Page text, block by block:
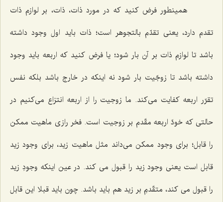
همینطور فرض كنید كه در مورد ذات، ذات، بر لوازم ذات
تقدم دارد، یعنى تقدّم بالتجوهر است؛ ذات باید اول وجود داشته
باشد تا لوازم ذات بر آن بار شود؛ یا فرض كنید كه اربعه باید وجود
داشته باشد تا زوجّیت بار شود نه اینكه در خارج باشد بلكه نفس
تقرّر اربعه كفایت مى‌كند. ما زوجیت را از اربعه انتزاع مى‌كنیم در
حالتى كه خودّ اربعه مقّدم بر زوجیت است. فخر رازى ماهیت ممكن
را قابل؛ براى وجود ممكن مى‌داند مثل ماهیت زید، براى وجود زید
قابل است یعنى وجود زید را قبول مى كند. در عین اینكه وجودِ زید
را قبول مى كند، متقّدمِ بر زید هم باید باشد. چون باید قبلا این قابل